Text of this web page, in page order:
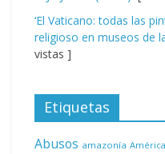
‘El Vaticano: todas las
religioso en museos de
vistas ]
Etiquetas
Abusos amazonía